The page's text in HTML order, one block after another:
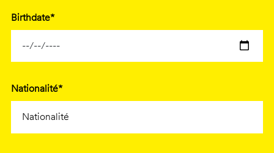
Birthdate*
Nationalité*